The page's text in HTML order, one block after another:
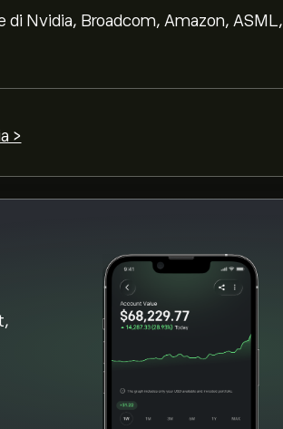
di Nvidia, Broadcom, Amazon, ASML,
>
su tendenze di mercato,
recenti per i futuri movimenti